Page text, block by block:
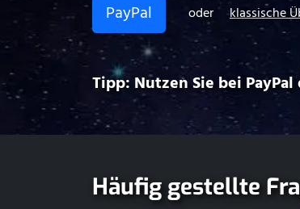
PayPal oder klassische
Tipp: Nutzen Sie bei
Häufig gestellte